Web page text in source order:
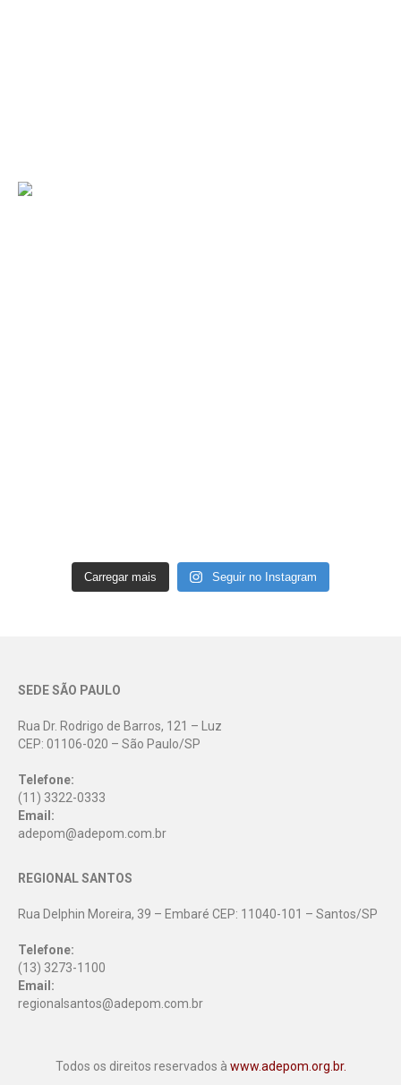
Carregar mais Seguir no Instagram
SEDE SÃO PAULO
Rua Dr. Rodrigo de Barros, 121 – Luz
CEP: 01106-020 – São Paulo/SP
Telefone:
(11) 3322-0333
Email:
adepom@adepom.com.br
REGIONAL SANTOS
Rua Delphin Moreira, 39 – Embaré CEP: 11040-101 – Santos/SP
Telefone:
(13) 3273-1100
Email:
regionalsantos@adepom.com.br
Todos os direitos reservados à www.adepom.org.br.